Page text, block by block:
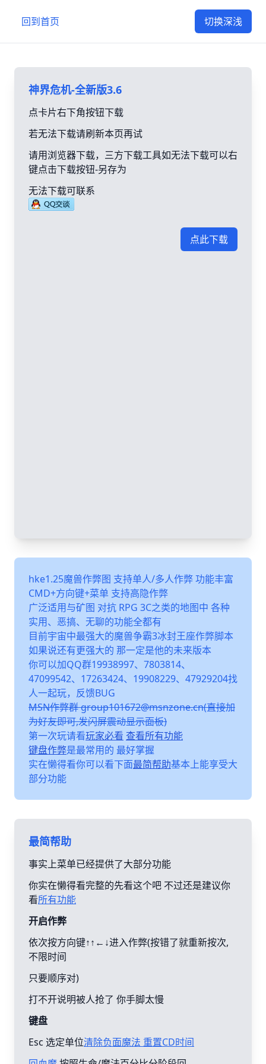
回到首页 切换深浅
神界危机-全新版3.6
点卡片右下角按钮下载
若无法下载请刷新本页再试
请用浏览器下载，三方下载工具如无法下载可以右
键点击下载按钮-另存为
无法下载可联系
点此下载
hke1.25魔兽作弊图 支持单人/多人作弊 功能丰富
CMD+方向键+菜单 支持高隐作弊
广泛适用与矿图 对抗 RPG 3C之类的地图中 各种
实用、恶搞、无聊的功能全都有
目前宇宙中最强大的魔兽争霸3冰封王座作弊脚本
如果说还有更强大的 那一定是他的未来版本
你可以加QQ群19938997、7803814、
47099542、17263424、19908229、47929204找
人一起玩，反馈BUG
MSN作弊群 group101672@msnzone.cn(直接加
为好友即可,发闪屏震动显示面板)
第一次玩请看玩家必看 查看所有功能
键盘作弊是最常用的 最好掌握
实在懒得看你可以看下面最简帮助基本上能享受大
部分功能
最简帮助
事实上菜单已经提供了大部分功能
你实在懒得看完整的先看这个吧 不过还是建议你
看所有功能
开启作弊
依次按方向键↑↑←↓进入作弊(按错了就重新按次,
不限时间
只要顺序对)
打不开说明被人抢了 你手脚太慢
键盘
Esc 选定单位清除负面魔法 重置CD时间